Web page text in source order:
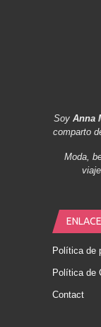
Soy Anna
comparto
Moda,
Política de
Política de
Contact